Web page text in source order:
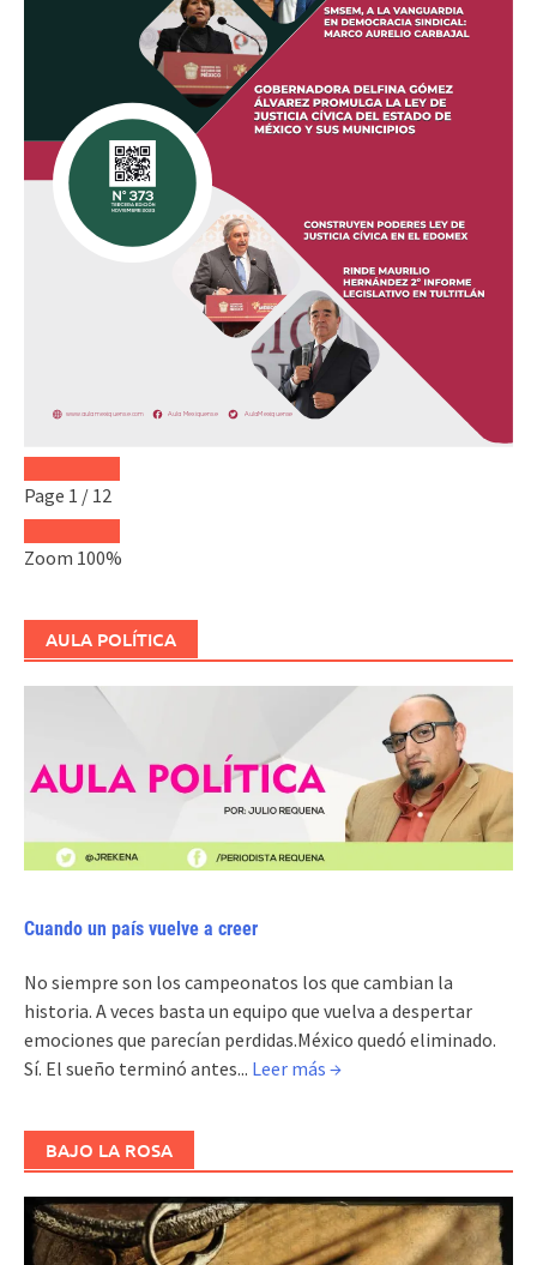
Page 1 / 12
Zoom 100%
AULA POLÍTICA
Cuando un país vuelve a creer
No siempre son los campeonatos los que cambian la
historia. A veces basta un equipo que vuelva a despertar
emociones que parecían perdidas.México quedó eliminado.
Sí. El sueño terminó antes... Leer más →
BAJO LA ROSA